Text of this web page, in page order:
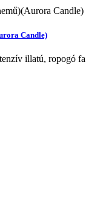
Candle)
illatú, ropogó fa